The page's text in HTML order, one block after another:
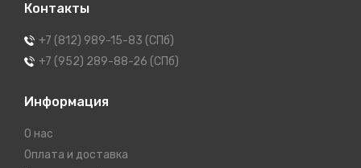
Контакты
+7 (812) 989-15-83 (СПб)
+7 (952) 289-88-26 (СПб)
Информация
О нас
Оплата и доставка